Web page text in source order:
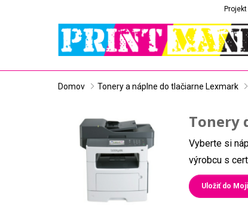
Domov Tonery a náplne do tlačiarne Lexmark
Tonery
Vyberte si
výrobcu s
Uložiť do